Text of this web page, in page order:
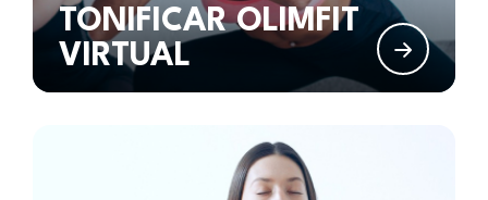
TONIFICAR OLIMFIT
VIRTUAL